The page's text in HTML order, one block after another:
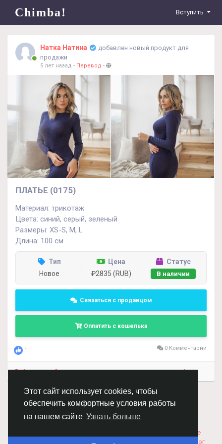
Этот сайт использует cookies, чтобы
обеспечить комфортные условия работы
на нашем сайте Узнать больше
Chimba! Вступить
Натка Натина
добавлен новый продукт для
продажи
5 лет назад - Перевод -
ПЛАТЬЕ (0175)
Материал: трикотаж
Цвета: синий, серый, зеленый
Размеры: XS-S, M, L
Длина: 100 см
Тип
Новое
Цена
₽2835 (RUB)
Статус
В наличии
Связаться с продавцом
Оплатить с кошелька
1 0 Комментарии
Войдите, чтобы отмечать, делиться и комментировать!
© 2026 Chimba!
Русский
Соглашение
Политика Конфиденциальности
Каталог